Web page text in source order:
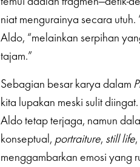
niat mengurainya secara
Aldo, “melainkan serpihan
tajam.”
Sebagian besar karya dalam
kita lupakan meski sulit diingat.
Aldo tetap terjaga, namun
konseptual, portraiture, still life
menggambarkan emosi yang